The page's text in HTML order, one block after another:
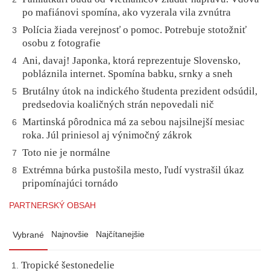
po mafiánovi spomína, ako vyzerala vila zvnútra
3
Polícia žiada verejnosť o pomoc. Potrebuje stotožniť
osobu z fotografie
4 Ani, davaj! Japonka, ktorá reprezentuje Slovensko,
pobláznila internet. Spomína babku, srnky a sneh
5
Brutálny útok na indického študenta prezident odsúdil,
predsedovia koaličných strán nepovedali nič
6
Martinská pôrodnica má za sebou najsilnejší mesiac
roka. Júl priniesol aj výnimočný zákrok
7 Toto nie je normálne
8
Extrémna búrka pustošila mesto, ľudí vystrašil úkaz
pripomínajúci tornádo
PARTNERSKÝ OBSAH
Vybrané Najnovšie Najčítanejšie
Tropické šestonedelie